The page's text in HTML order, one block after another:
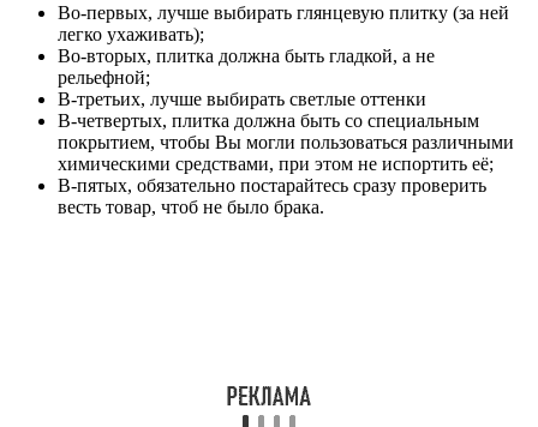
Во-первых, лучше выбирать глянцевую плитку (за ней
легко ухаживать);
Во-вторых, плитка должна быть гладкой, а не
рельефной;
В-третьих, лучше выбирать светлые оттенки
В-четвертых, плитка должна быть со специальным
покрытием, чтобы Вы могли пользоваться различными
химическими средствами, при этом не испортить её;
В-пятых, обязательно постарайтесь сразу проверить
весть товар, чтоб не было брака.